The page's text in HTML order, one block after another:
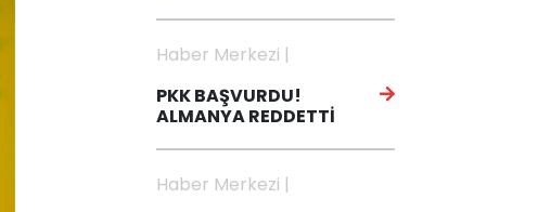
Haber Merkezi |
PKK BAŞVURDU!
ALMANYA REDDETTİ
Haber Merkezi |